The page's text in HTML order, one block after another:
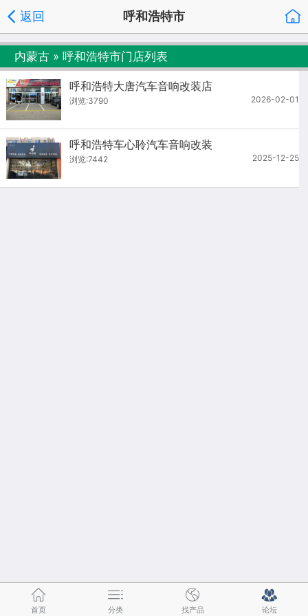
返回 呼和浩特市
内蒙古 »呼和浩特市门店列表
呼和浩特大唐汽车音响改装店
2026-02-01
浏览:3790
呼和浩特车心聆汽车音响改装
2025-12-25
浏览:7442
首页 分类 找产品 论坛